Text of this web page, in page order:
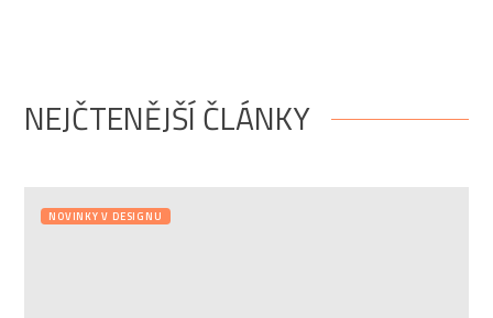
NEJČTENĚJŠÍ ČLÁNKY
NOVINKY V DESIGNU